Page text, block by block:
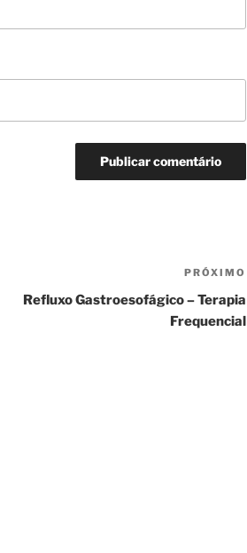
PRÓXIMO
Refluxo Gastroesofágico – Terapia
Frequencial